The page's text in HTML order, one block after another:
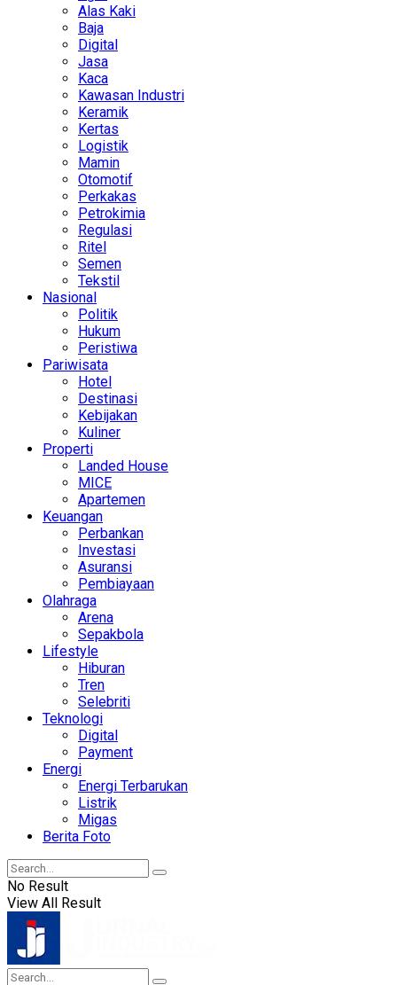
Alas Kaki
Baja
Digital
Jasa
Kaca
Kawasan Industri
Keramik
Kertas
Logistik
Mamin
Otomotif
Perkakas
Petrokimia
Regulasi
Ritel
Semen
Tekstil
Nasional
Politik
Hukum
Peristiwa
Pariwisata
Hotel
Destinasi
Kebijakan
Kuliner
Properti
Landed House
MICE
Apartemen
Keuangan
Perbankan
Investasi
Asuransi
Pembiayaan
Olahraga
Arena
Sepakbola
Lifestyle
Hiburan
Tren
Selebriti
Teknologi
Digital
Payment
Energi
Energi Terbarukan
Listrik
Migas
Berita Foto
No Result
View All Result